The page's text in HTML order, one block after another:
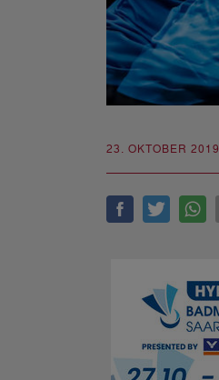
23. OKTOBER 2019